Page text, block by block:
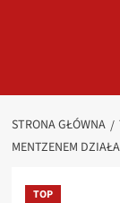
STRONA GŁÓWNA
MENTZENEM
TOP